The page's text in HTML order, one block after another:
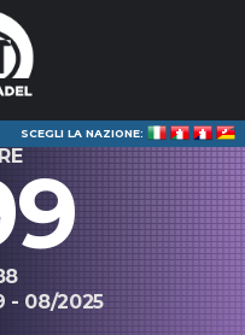
SCEGLI LA NAZIONE:
- 08/2025